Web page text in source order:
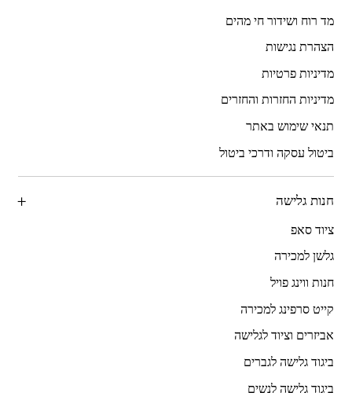
מד רוח ושידור חי מהים
הצהרת נגישות
מדיניות פרטיות
מדיניות החזרות והחזרים
תנאי שימוש באתר
ביטול עסקה ודרכי ביטול
חנות גלישה
ציוד סאפ
גלשן למכירה
חנות ווינג פויל
קייט סרפינג למכירה
אביזרים וציוד לגלישה
ביגוד גלישה לגברים
ביגוד גלישה לנשים